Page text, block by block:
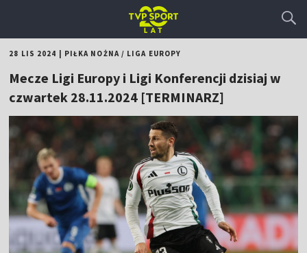
28 LIS 2024 PIŁKA NOŻNA/ LIGA EUROPY
Mecze Ligi Europy i Ligi Konferencji dzisiaj w
czwartek 28.11.2024 [TERMINARZ]